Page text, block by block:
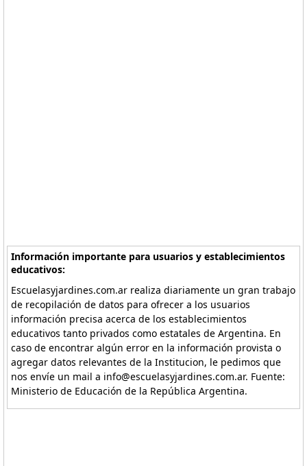
Información importante para usuarios y establecimientos
educativos:
Escuelasyjardines.com.ar realiza diariamente un gran trabajo
de recopilación de datos para ofrecer a los usuarios
información precisa acerca de los establecimientos
educativos tanto privados como estatales de Argentina. En
caso de encontrar algún error en la información provista o
agregar datos relevantes de la Institucion, le pedimos que
nos envíe un mail a info@escuelasyjardines.com.ar. Fuente:
Ministerio de Educación de la República Argentina.